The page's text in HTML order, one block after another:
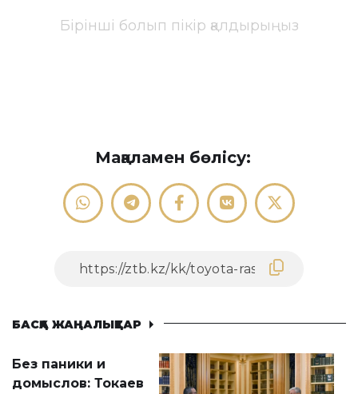
Бірінші болып пікір қалдырыңыз
Мақаламен бөлісу:
БАСҚА ЖАҢАЛЫҚТАР
Без паники и
домыслов: Токаев